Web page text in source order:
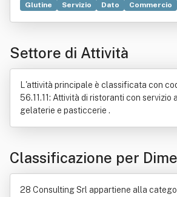
Glutine Servizio Dato Commercio
Self-service
Settore di Attività
L'attività principale è classificata con
56.11.11: Attività di ristoranti con servizio
gelaterie e pasticcerie .
Classificazione per
28 Consulting Srl appartiene alla